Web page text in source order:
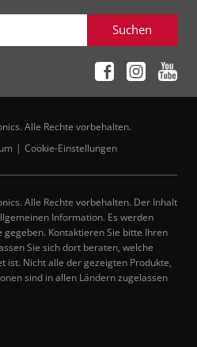
Suchen
Alle Rechte vorbehalten.
Cookie-Einstellungen
Alle Rechte vorbehalten. Der Inhalt
Information. Es werden
gegeben. Kontaktieren Sie bitte Ihren
Sie sich dort beraten, welche
ist. Nicht alle der gezeigten Produkte,
sind in allen Ländern zugelassen